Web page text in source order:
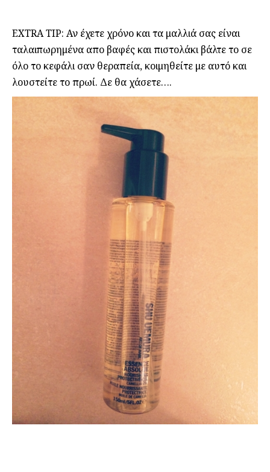
EXTRA TIP: Αν έχετε χρόνο και τα μαλλιά σας είναι
ταλαιπωρημένα απο βαφές και πιστολάκι βάλτε το σε
όλο το κεφάλι σαν θεραπεία, κοιμηθείτε με αυτό και
λουστείτε το πρωί. Δε θα χάσετε….